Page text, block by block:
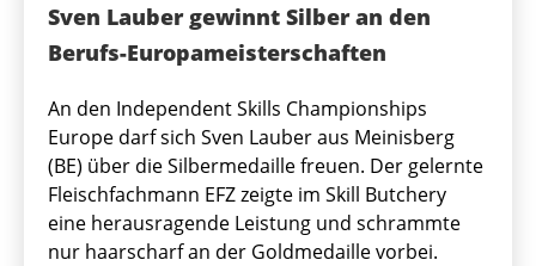
Sven Lauber gewinnt Silber an den
Berufs-Europameisterschaften
An den Independent Skills Championships
Europe darf sich Sven Lauber aus Meinisberg
(BE) über die Silbermedaille freuen. Der gelernte
Fleischfachmann EFZ zeigte im Skill Butchery
eine herausragende Leistung und schrammte
nur haarscharf an der Goldmedaille vorbei.